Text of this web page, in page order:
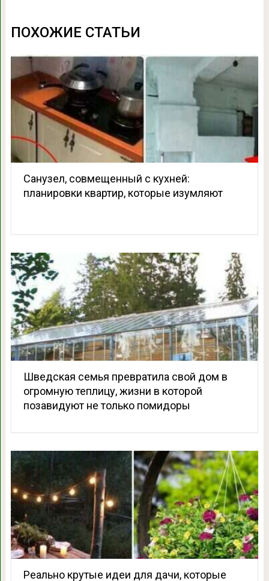
ПОХОЖИЕ СТАТЬИ
Санузел, совмещенный с кухней:
планировки квартир, которые изумляют
Шведская семья превратила свой дом в
огромную теплицу, жизни в которой
позавидуют не только помидоры
Реально крутые идеи для дачи, которые